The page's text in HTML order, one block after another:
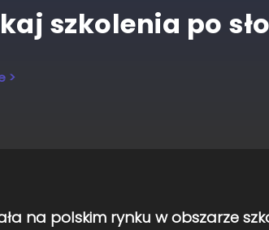
szkolenia po
>
na polskim rynku w obszarze